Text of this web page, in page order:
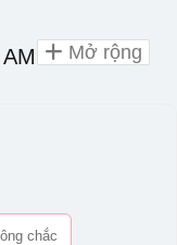
- 08:30 PM
chắc
Mở rộng